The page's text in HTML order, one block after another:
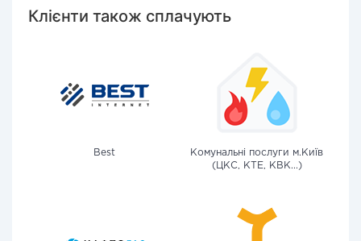
Клієнти також сплачують
Best
Комунальні послуги м.Київ
(ЦКС, КТЕ, КВК...)